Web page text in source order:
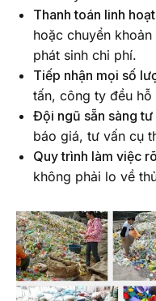
Thanh toán linh
hoặc chuyển
phát sinh chi phí.
Tiếp nhận mọi số
tấn, công ty đều
Đội ngũ sẵn sàng
báo giá, tư vấn cụ
Quy trình làm việc
không phải lo về